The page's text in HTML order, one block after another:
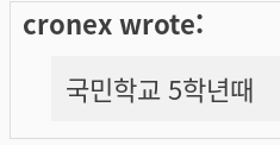
cronex wrote:
국민학교 5학년때